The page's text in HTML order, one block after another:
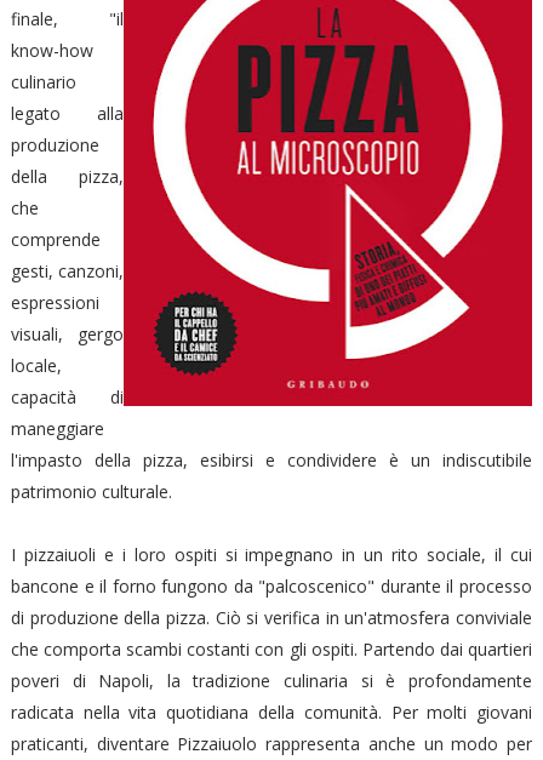
finale, "il
know-how
culinario
legato alla
produzione
della pizza,
che
comprende
gesti, canzoni,
espressioni
visuali, gergo
locale,
capacità di
maneggiare
l'impasto della pizza, esibirsi e condividere è un indiscutibile
patrimonio culturale.
I pizzaiuoli e i loro ospiti si impegnano in un rito sociale, il cui
bancone e il forno fungono da "palcoscenico" durante il processo
di produzione della pizza. Ciò si verifica in un'atmosfera conviviale
che comporta scambi costanti con gli ospiti. Partendo dai quartieri
poveri di Napoli, la tradizione culinaria si è profondamente
radicata nella vita quotidiana della comunità. Per molti giovani
praticanti, diventare Pizzaiuolo rappresenta anche un modo per